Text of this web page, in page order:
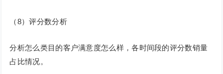
（8）评分数分析
分析怎么类目的客户满意度怎么样，各时间段的评分数销量
占比情况。